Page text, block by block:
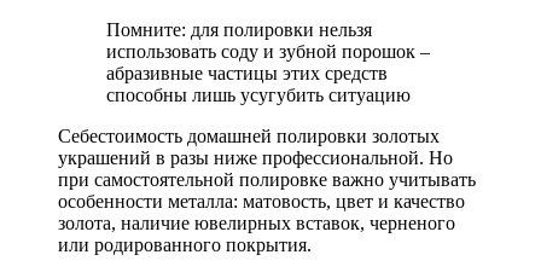
Помните: для полировки нельзя
использовать соду и зубной порошок –
абразивные частицы этих средств
способны лишь усугубить ситуацию
Себестоимость домашней полировки золотых
украшений в разы ниже профессиональной. Но
при самостоятельной полировке важно учитывать
особенности металла: матовость, цвет и качество
золота, наличие ювелирных вставок, черненого
или родированного покрытия.